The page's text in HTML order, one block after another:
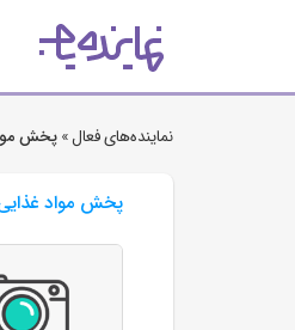
نماینده‌های فعال »پخش
پخش مواد